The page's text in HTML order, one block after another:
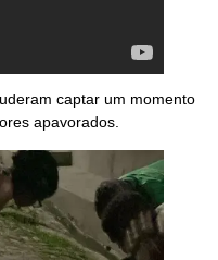
captar um momento
apavorados.